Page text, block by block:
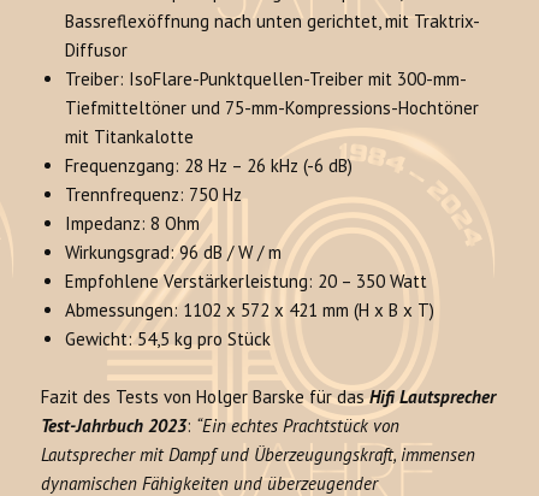
Bassreflexöffnung nach unten gerichtet, mit Traktrix-
Diffusor
Treiber: IsoFlare-Punktquellen-Treiber mit 300-mm-
Tiefmitteltöner und 75-mm-Kompressions-Hochtöner
mit Titankalotte
Frequenzgang: 28 Hz – 26 kHz (-6 dB)
Trennfrequenz: 750 Hz
Impedanz: 8 Ohm
Wirkungsgrad: 96 dB / W / m
Empfohlene Verstärkerleistung: 20 – 350 Watt
Abmessungen: 1102 x 572 x 421 mm (H x B x T)
Gewicht: 54,5 kg pro Stück
Fazit des Tests von Holger Barske für dasHifi Lautsprecher
Test-Jahrbuch 2023: “Ein echtes Prachtstück von
Lautsprecher mit Dampf und Überzeugungskraft, immensen
dynamischen Fähigkeiten und überzeugender